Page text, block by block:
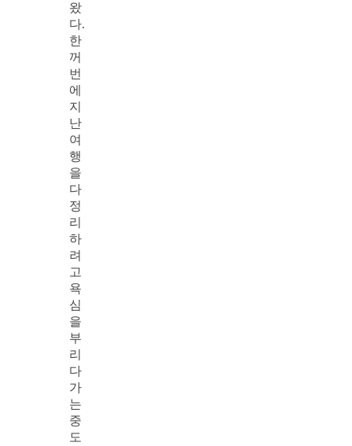
왔
다.
한
꺼
번
에
지
난
여
행
을
다
정
리
하
려
고
욕
심
을
부
리
다
가
는
중
도